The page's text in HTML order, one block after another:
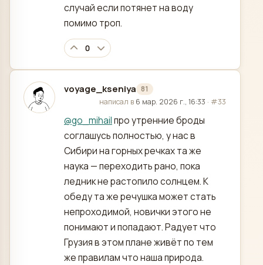
случай если потянет на воду
помимо троп.
0
voyage_kseniya 81
отредактировано
написал в 6 мар. 2026 г., 16:33 · #33
@go_mihailпро утренние броды
соглашусь полностью, у нас в
Сибири на горных речках та же
наука — переходить рано, пока
ледник не растопило солнцем. К
обеду та же речушка может стать
непроходимой, новички этого не
понимают и попадают. Радует что
Грузия в этом плане живёт по тем
же правилам что наша природа.